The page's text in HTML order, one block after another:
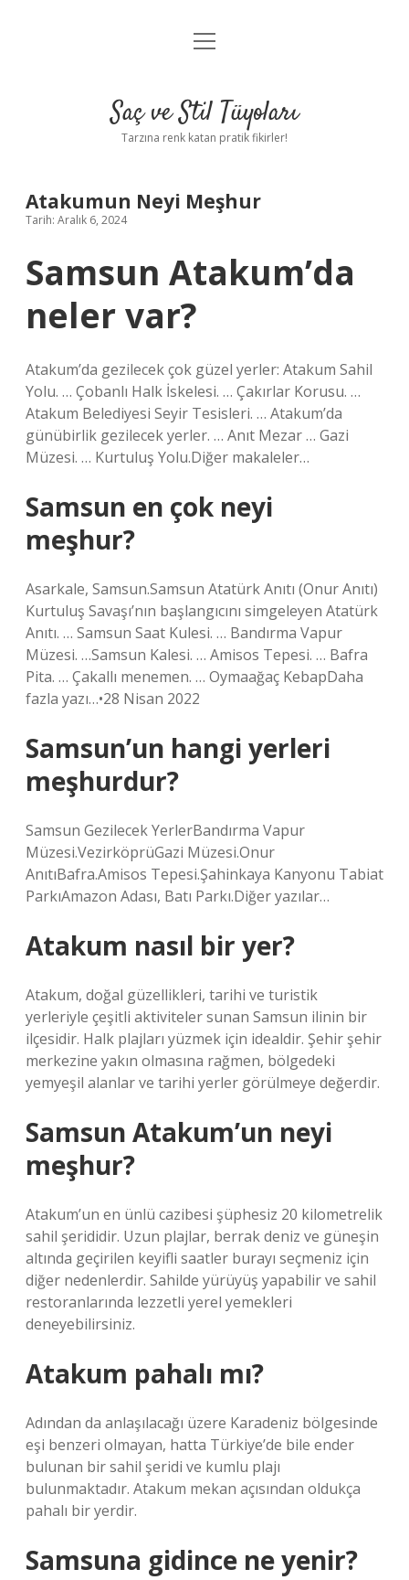
Anasayfa
Yasal Uyarı
menüyü
Saç ve Stil Tüyoları
Tarzına renk katan pratik fikirler!
Atakumun Neyi Meşhur
Tarih: Aralık 6, 2024
Samsun Atakum’da
neler var?
Atakum’da gezilecek çok güzel yerler: Atakum Sahil
Yolu. … Çobanlı Halk İskelesi. … Çakırlar Korusu. …
Atakum Belediyesi Seyir Tesisleri. … Atakum’da
günübirlik gezilecek yerler. … Anıt Mezar … Gazi
Müzesi. … Kurtuluş Yolu.Diğer makaleler…
Samsun en çok neyi
meşhur?
Asarkale, Samsun.Samsun Atatürk Anıtı (Onur Anıtı)
Kurtuluş Savaşı’nın başlangıcını simgeleyen Atatürk
Anıtı. … Samsun Saat Kulesi. … Bandırma Vapur
Müzesi. …Samsun Kalesi. … Amisos Tepesi. … Bafra
Pita. … Çakallı menemen. … Oymaağaç KebapDaha
fazla yazı…•28 Nisan 2022
Samsun’un hangi yerleri
meşhurdur?
Samsun Gezilecek YerlerBandırma Vapur
Müzesi.VezirköprüGazi Müzesi.Onur
AnıtıBafra.Amisos Tepesi.Şahinkaya Kanyonu Tabiat
ParkıAmazon Adası, Batı Parkı.Diğer yazılar…
Atakum nasıl bir yer?
Atakum, doğal güzellikleri, tarihi ve turistik
yerleriyle çeşitli aktiviteler sunan Samsun ilinin bir
ilçesidir. Halk plajları yüzmek için idealdir. Şehir şehir
merkezine yakın olmasına rağmen, bölgedeki
yemyeşil alanlar ve tarihi yerler görülmeye değerdir.
Samsun Atakum’un neyi
meşhur?
Atakum’un en ünlü cazibesi şüphesiz 20 kilometrelik
sahil şerididir. Uzun plajlar, berrak deniz ve güneşin
altında geçirilen keyifli saatler burayı seçmeniz için
diğer nedenlerdir. Sahilde yürüyüş yapabilir ve sahil
restoranlarında lezzetli yerel yemekleri
deneyebilirsiniz.
Atakum pahalı mı?
Adından da anlaşılacağı üzere Karadeniz bölgesinde
eşi benzeri olmayan, hatta Türkiye’de bile ender
bulunan bir sahil şeridi ve kumlu plajı
bulunmaktadır. Atakum mekan açısından oldukça
pahalı bir yerdir.
Samsuna gidince ne yenir?